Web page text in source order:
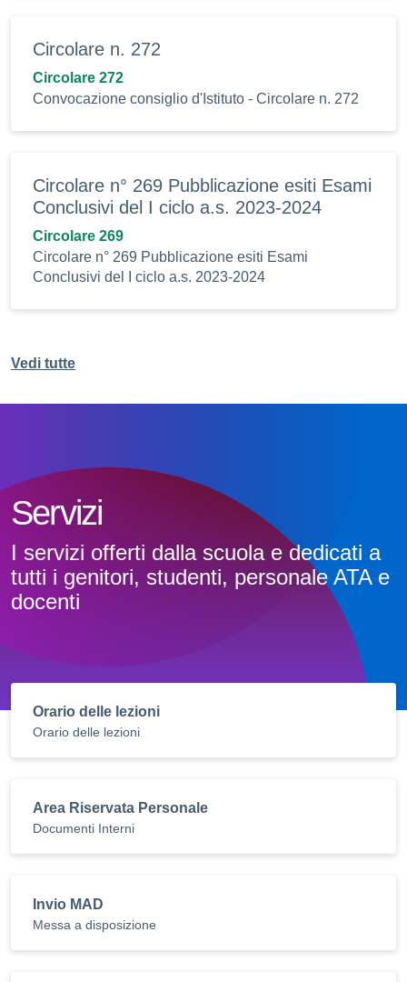
Circolare n. 272
Circolare 272
Convocazione consiglio d'Istituto - Circolare n. 272
Circolare n° 269 Pubblicazione esiti Esami
Conclusivi del I ciclo a.s. 2023-2024
Circolare 269
Circolare n° 269 Pubblicazione esiti Esami
Conclusivi del I ciclo a.s. 2023-2024
Vedi tutte
Servizi
I servizi offerti dalla scuola e dedicati a
tutti i genitori, studenti, personale ATA e
docenti
Orario delle lezioni
Orario delle lezioni
Area Riservata Personale
Documenti Interni
Invio MAD
Messa a disposizione